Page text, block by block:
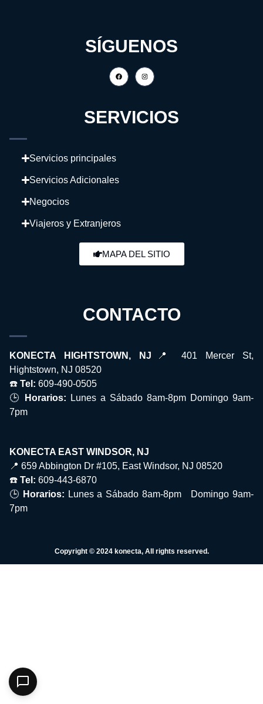
SÍGUENOS
SERVICIOS
Servicios principales
Servicios Adicionales
Negocios
Viajeros y Extranjeros
MAPA DEL SITIO
CONTACTO
KONECTA HIGHTSTOWN, NJ 📍 401 Mercer St,
Hightstown, NJ 08520
☎️ Tel: 609-490-0505
🕒
Horarios: Lunes a Sábado 8am-8pm Domingo 9am-
7pm
KONECTA EAST WINDSOR, NJ
📍 659 Abbington Dr #105, East Windsor, NJ 08520
☎️ Tel: 609-443-6870
🕒 Horarios: Lunes a Sábado 8am-8pm Domingo 9am-
7pm
Copyright © 2024 konecta, All rights reserved.